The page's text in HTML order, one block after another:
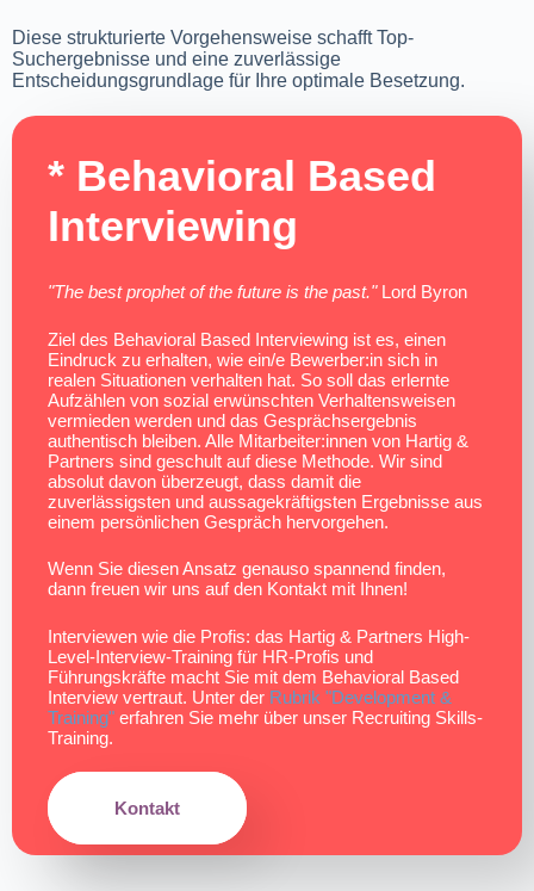
Diese strukturierte Vorgehensweise schafft Top-
Suchergebnisse und eine zuverlässige
Entscheidungsgrundlage für Ihre optimale Besetzung.
* Behavioral Based
Interviewing​
"The best prophet of the future is the past."Lord Byron
Ziel des Behavioral Based Interviewing ist es, einen
Eindruck zu erhalten, wie ein/e Bewerber:in sich in
realen Situationen verhalten hat. So soll das erlernte
Aufzählen von sozial erwünschten Verhaltensweisen
vermieden werden und das Gesprächsergebnis
authentisch bleiben. Alle Mitarbeiter:innen von Hartig &
Partners sind geschult auf diese Methode. Wir sind
absolut davon überzeugt, dass damit die
zuverlässigsten und aussagekräftigsten Ergebnisse aus
einem persönlichen Gespräch hervorgehen.
Wenn Sie diesen Ansatz genauso spannend finden,
dann freuen wir uns auf den Kontakt mit Ihnen!
Interviewen wie die Profis: das Hartig & Partners High-
Level-Interview-Training für HR-Profis und
Führungskräfte macht Sie mit dem Behavioral Based
Interview vertraut. Unter der Rubrik "Development &
Training" erfahren Sie mehr über unser Recruiting Skills-
Training.
Kontakt